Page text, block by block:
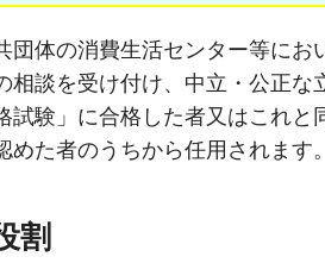
団体の消費生活センター等に
相談を受け付け、中立・公正
試験」に合格した者又はこれ
た者のうちから任用されます。
割